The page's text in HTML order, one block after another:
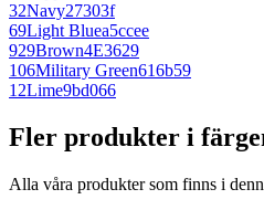
32Navy27303f
69Light Bluea5ccee
929Brown4E3629
106Military Green616b59
12Lime9bd066
Fler produkter i
Alla våra produkter som finns i